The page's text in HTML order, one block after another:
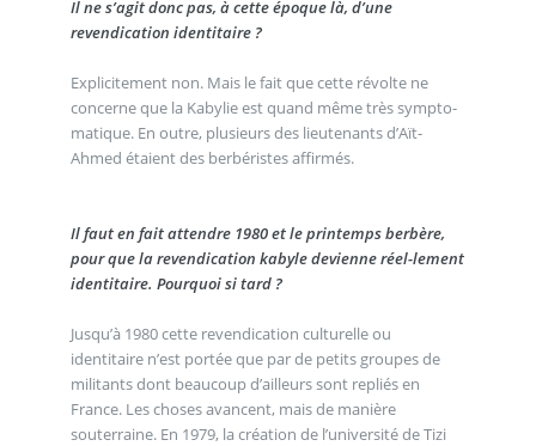
Il ne s’agit donc pas, à cette époque là, d’une
revendication identitaire ?
Explicitement non. Mais le fait que cette révolte ne
concerne que la Kabylie est quand même très sympto-
matique. En outre, plusieurs des lieutenants d’Aït-
Ahmed étaient des berbéristes affirmés.
Il faut en fait attendre 1980 et le printemps berbère,
pour que la revendication kabyle devienne réel-lement
identitaire. Pourquoi si tard ?
Jusqu’à 1980 cette revendication culturelle ou
identitaire n’est portée que par de petits groupes de
militants dont beaucoup d’ailleurs sont repliés en
France. Les choses avancent, mais de manière
souterraine. En 1979, la création de l’université de Tizi